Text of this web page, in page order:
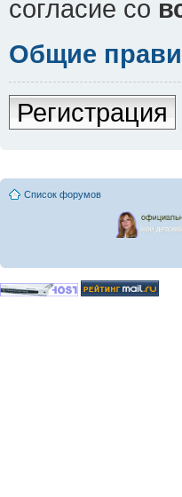
согласие со
Общие
Регистрация
Список форумов